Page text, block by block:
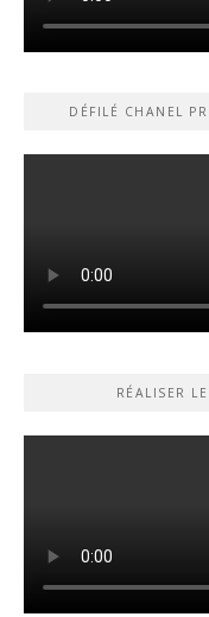
DÉFILÉ CHANEL
RÉALISER